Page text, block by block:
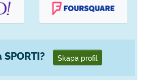
Skapa profil